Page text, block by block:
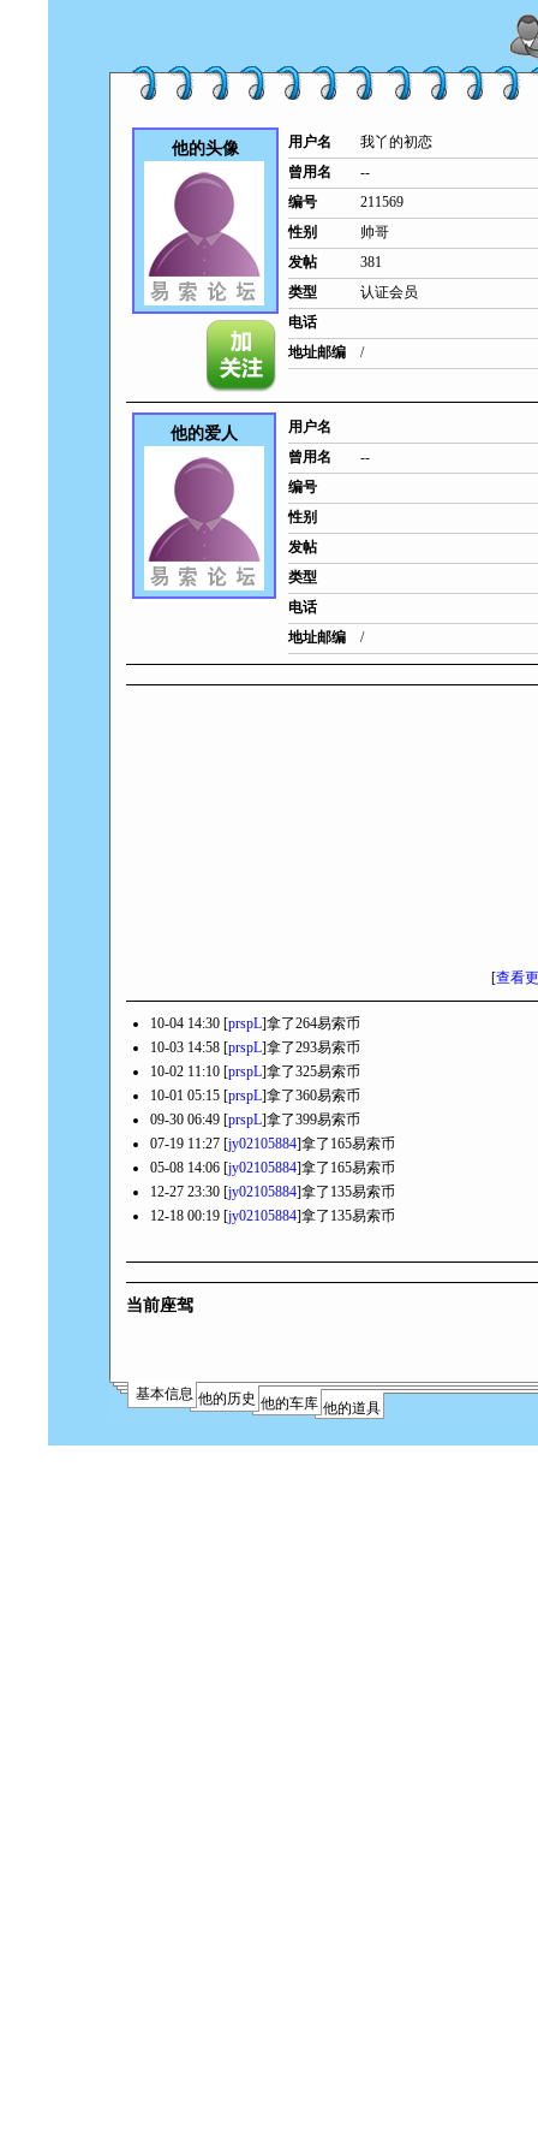
他的头像 用户名
我丫的初恋
曾用名
--
编号
211569
性别
帅哥
发帖
381
类型
认证会员
电话
地址邮编
/
他的爱人
用户名
曾用名
--
编号
性别
发帖
类型
电话
地址邮编
/
[查看
10-04 14:30 [prspL]拿了264易索币
10-03 14:58 [prspL]拿了293易索币
10-02 11:10 [prspL]拿了325易索币
10-01 05:15 [prspL]拿了360易索币
09-30 06:49 [prspL]拿了399易索币
07-19 11:27 [jy02105884]拿了165易索币
05-08 14:06 [jy02105884]拿了165易索币
12-27 23:30 [jy02105884]拿了135易索币
12-18 00:19 [jy02105884]拿了135易索币
当前座驾
基本信息 他的历史 他的车库 他的道具